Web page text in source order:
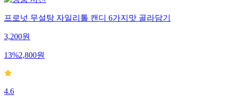
프로넛 무설탕 자일리톨 캔디 6가지맛 골라담기
3,200원
13%2,800원
4.6